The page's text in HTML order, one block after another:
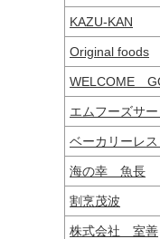
KAZU-KAN
Original foods
WELCOME
エムフーズサ
ベーカリーレ
海の幸 魚長
割烹茂波
株式会社 室善